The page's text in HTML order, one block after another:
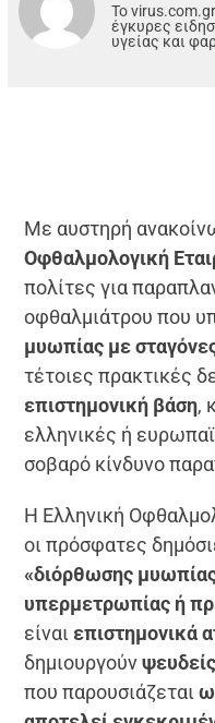
Το
έγκυρες
υγείας και
Με αυστηρή
Οφθαλμολογική
πολίτες για
οφθαλμιάτρου που
μυωπίας με
τέτοιες πρακτικές
επιστημονική βάση,
ελληνικές ή
σοβαρό κίνδυνο
Η Ελληνική
οι πρόσφατες
«διόρθωσης
υπερμετρωπίας ή
είναι επιστημονικά
δημιουργούν
που παρουσιάζεται